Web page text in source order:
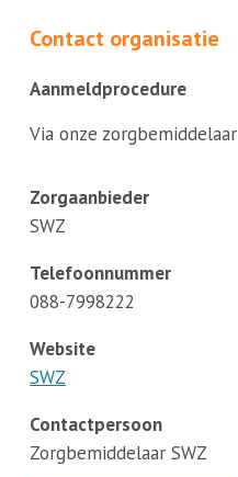
Contact organisatie
Aanmeldprocedure
Via onze zorgbemiddelaar
Zorgaanbieder
SWZ
Telefoonnummer
088-7998222
Website
SWZ
Contactpersoon
Zorgbemiddelaar SWZ